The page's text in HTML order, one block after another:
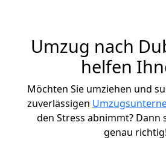
Umzug nach
helfen
Möchten Sie umziehen und
zuverlässigen
den Stress abnimmt? Dann
genau richtig!